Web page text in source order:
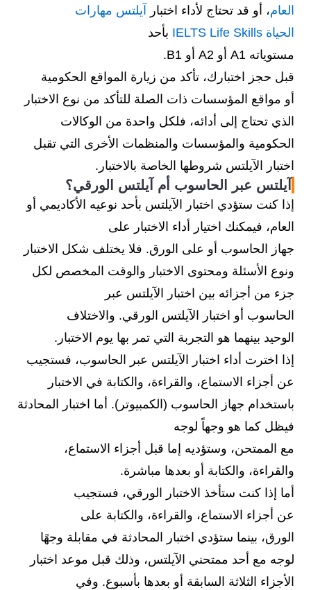
العام، أو قد تحتاج لأداء اختبار
آيلتس مهارات
الحياة IELTS Life Skills
بأحد
مستوياته A1 أو A2 أو B1.
قبل حجز اختبارك، تأكد من زيارة المواقع الحكومية
أو مواقع المؤسسات ذات الصلة للتأكد من نوع الاختبار
الذي تحتاج إلى أدائه، فلكل واحدة من الوكالات
الحكومية والمؤسسات والمنظمات الأخرى التي تقبل
اختبار الآيلتس شروطها الخاصة بالاختبار.
آيلتس عبر الحاسوب أم آيلتس الورقي؟
إذا كنت ستؤدي اختبار الآيلتس بأحد نوعيه الأكاديمي أو
العام، فيمكنك اختيار أداء الاختبار على
جهاز الحاسوب أو على الورق. فلا يختلف شكل الاختبار
ونوع الأسئلة ومحتوى الاختبار والوقت المخصص لكل
جزء من أجزائه بين اختبار الآيلتس عبر
الحاسوب أو اختبار الآيلتس الورقي. والاختلاف
الوحيد بينهما هو التجربة التي تمر بها يوم الاختبار.
إذا اخترت أداء اختبار الآيلتس عبر الحاسوب، فستجيب
عن أجزاء الاستماع، والقراءة، والكتابة في الاختبار
باستخدام جهاز الحاسوب (الكمبيوتر). أما اختبار المحادثة
فيظل كما هو وجهاً لوجه
مع الممتحن، وستؤديه إما قبل أجزاء الاستماع،
والقراءة، والكتابة أو بعدها مباشرة.
أما إذا كنت ستأخذ الاختبار الورقي، فستجيب
عن أجزاء الاستماع، والقراءة، والكتابة على
الورق، بينما ستؤدي اختبار المحادثة في مقابلة وجهًا
لوجه مع أحد ممتحني الآيلتس، وذلك قبل موعد اختبار
الأجزاء الثلاثة السابقة أو بعدها بأسبوع. وفي